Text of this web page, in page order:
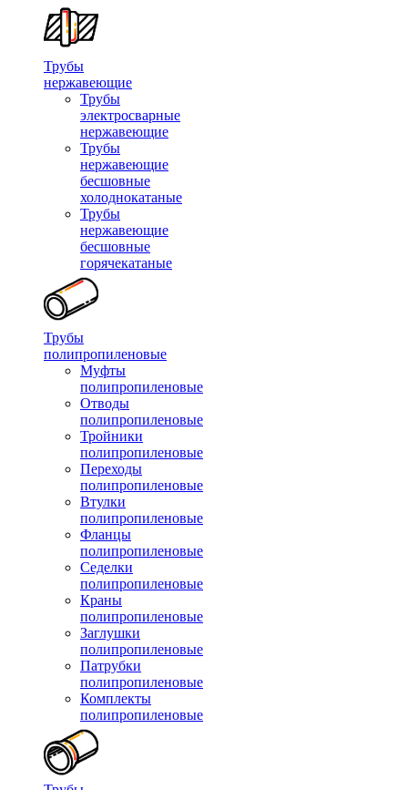
Трубы
нержавеющие
Трубы
электросварные
нержавеющие
Трубы
нержавеющие
бесшовные
холоднокатаные
Трубы
нержавеющие
бесшовные
горячекатаные
Трубы
полипропиленовые
Муфты
полипропиленовые
Отводы
полипропиленовые
Тройники
полипропиленовые
Переходы
полипропиленовые
Втулки
полипропиленовые
Фланцы
полипропиленовые
Седелки
полипропиленовые
Краны
полипропиленовые
Заглушки
полипропиленовые
Патрубки
полипропиленовые
Комплекты
полипропиленовые